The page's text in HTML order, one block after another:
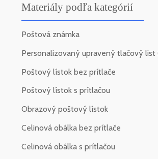
Materiály podľa kategórií
Poštová známka
Personalizovaný upravený tlačový list
Poštový lístok bez prítlače
Poštový lístok s prítlačou
Obrazový poštový lístok
Celinová obálka bez prítlače
Celinová obálka s prítlačou